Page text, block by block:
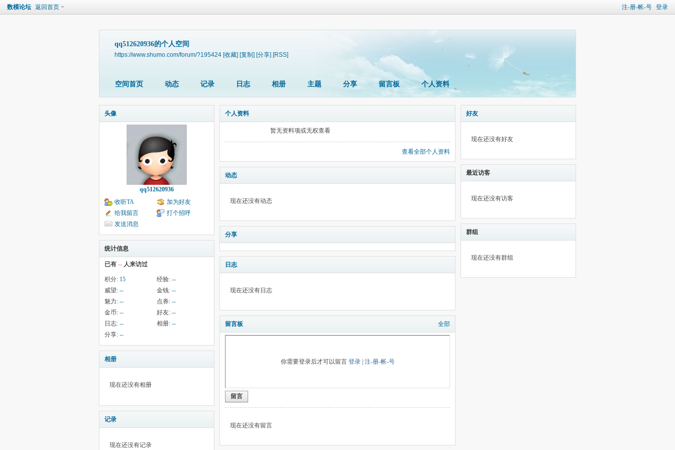
注-册-帐-号 登录
数模论坛 返回首页
qq512620936的个人空间
https://www.shumo.com/forum/?195424 [收藏] [复制] [分享] [RSS]
空间首页 动态 记录 日志 相册 主题 分享 留言板 个人资料
头像
qq512620936
收听TA
加为好友
给我留言
打个招呼
发送消息
统计信息
已有 -- 人来访过
积分: 15 经验: --
威望: -- 金钱: --
魅力: -- 点券: --
金币: -- 好友: --
日志: -- 相册: --
分享: --
相册
现在还没有相册
记录
现在还没有记录
个人资料
暂无资料项或无权查看
查看全部个人资料
动态
现在还没有动态
分享
日志
现在还没有日志
留言板 全部
你需要登录后才可以留言 登录| 注-册-帐-号
留言
现在还没有留言
好友
现在还没有好友
最近访客
现在还没有访客
群组
现在还没有群组